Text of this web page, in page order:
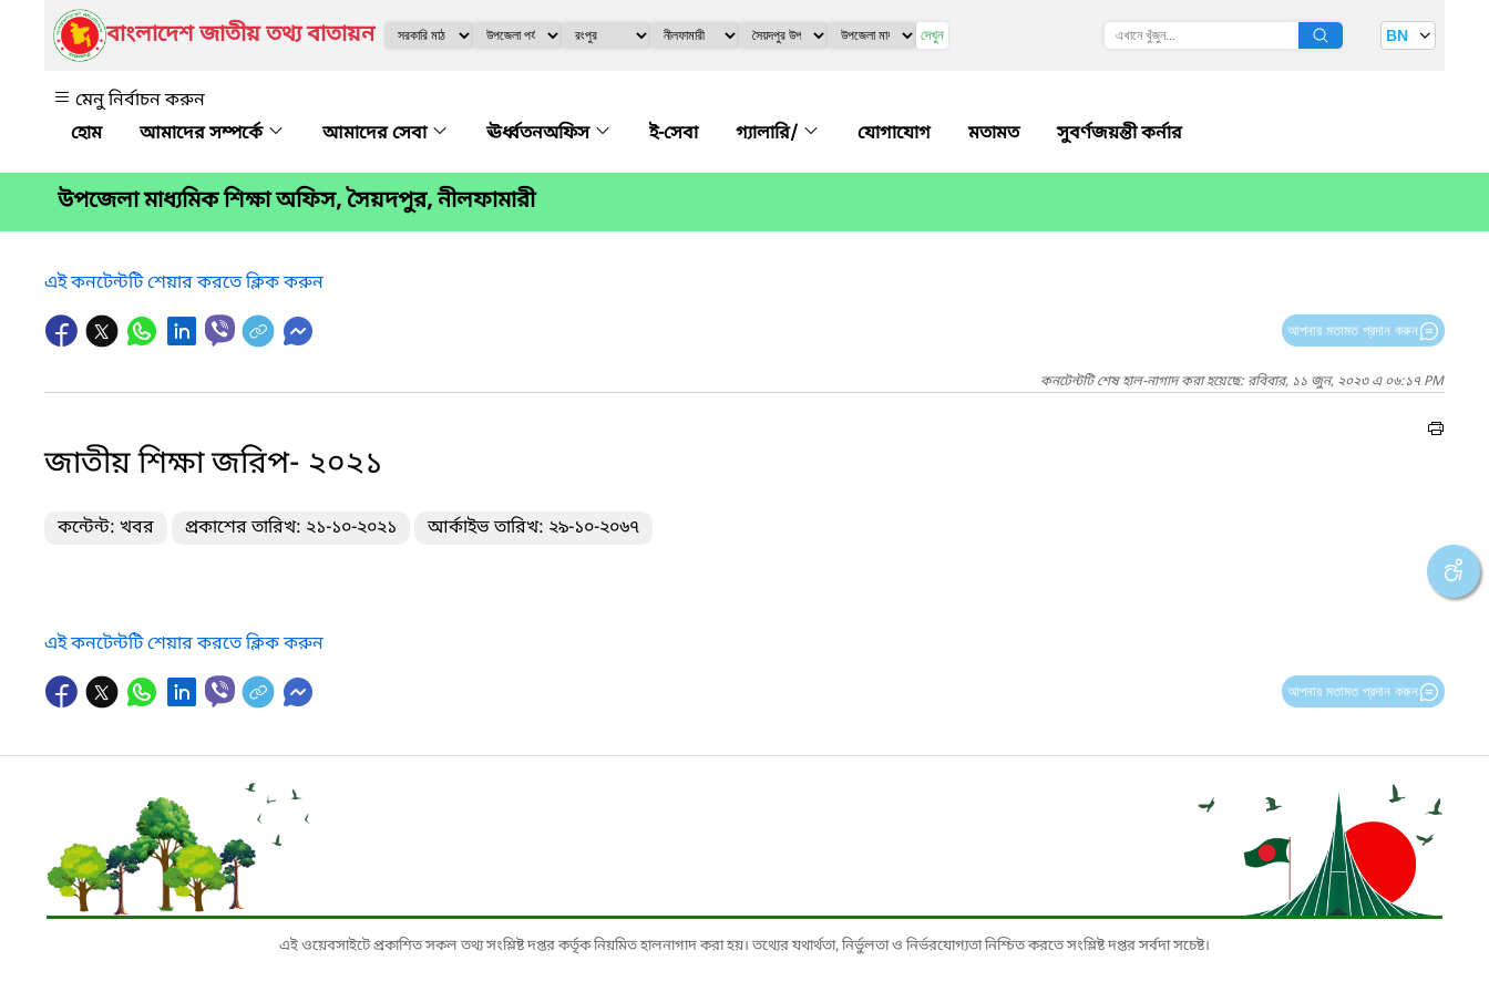
বাংলাদেশ জাতীয় তথ্য বাতায়ন দেখুন BN
মেনু নির্বাচন করুন
আমাদের সম্পর্কে
আমাদের সেবা ঊর্ধ্বতনঅফিস ই-সেবা গ্যালারি/ যোগাযোগ মতামত সুবর্ণজয়ন্তী কর্নার
উপজেলা মাধ্যমিক শিক্ষা অফিস, সৈয়দপুর, নীলফামারী
এই কনটেন্টটি শেয়ার করতে ক্লিক করুন
আপনার মতামত প্রদান করুন
কনটেন্টটি শেষ হাল-নাগাদ করা হয়েছে: রবিবার, ১১ জুন, ২০২৩ এ ০৬:১৭ PM
জাতীয় শিক্ষা জরিপ- ২০২১
কন্টেন্ট: খবর প্রকাশের তারিখ: ২১-১০-২০২১ আর্কাইভ তারিখ: ২৯-১০-২০৬৭
এই কনটেন্টটি শেয়ার করতে ক্লিক করুন
আপনার মতামত প্রদান করুন
এই ওয়েবসাইটে প্রকাশিত সকল তথ্য সংশ্লিষ্ট দপ্তর কর্তৃক নিয়মিত হালনাগাদ করা হয়। তথ্যের যথার্থতা, নির্ভুলতা ও নির্ভরযোগ্যতা নিশ্চিত করতে সংশ্লিষ্ট দপ্তর সর্বদা সচেষ্ট।